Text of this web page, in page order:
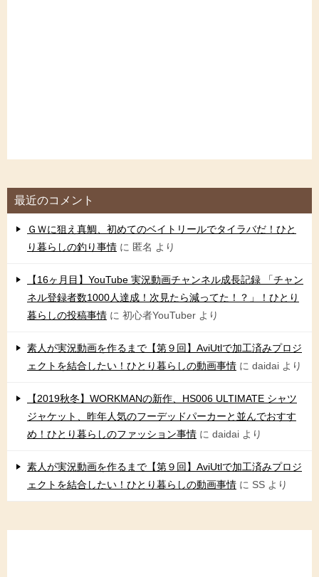
最近のコメント
ＧＷに狙え真鯛、初めてのベイトリールでタイラバだ！ひと
り暮らしの釣り事情 に 匿名 より
【16ヶ月目】YouTube 実況動画チャンネル成長記録 「チャン
ネル登録者数1000人達成！次見たら減ってた！？」！ひとり
暮らしの投稿事情 に 初心者YouTuber より
素人が実況動画を作るまで【第９回】AviUtlで加工済みプロジ
ェクトを結合したい！ひとり暮らしの動画事情 に daidai より
【2019秋冬】WORKMANの新作、HS006 ULTIMATE シャツ
ジャケット、昨年人気のフーデッドパーカーと並んでおすす
め！ひとり暮らしのファッション事情 に daidai より
素人が実況動画を作るまで【第９回】AviUtlで加工済みプロジ
ェクトを結合したい！ひとり暮らしの動画事情 に SS より